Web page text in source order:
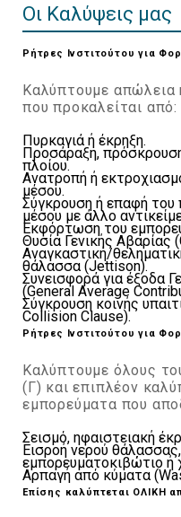
Οι Καλύψεις μας
Ρήτρες Ινστιτούτου για
Καλύπτουμε απώλεια
που προκαλείται από:
Πυρκαγιά ή έκρηξη.
Προσάραξη,
πλοίου.
Ανατροπή ή
μέσου.
Σύγκρουση ή επαφή του
μέσου με άλλο
Εκφόρτωση του
Θυσία Γενικής Αβαρίας
Αναγκαστική/
θάλασσα (Jettison).
Συνεισφορά για έξοδα
(General Average
Σύγκρουση κοινής
Collision Clause).
Ρήτρες Ινστιτούτου για
Kαλύπτουμε όλους
(Γ) και επιπλέον
εμπορεύματα που
Σεισμό, ηφαιστειακή
Εισροή νερού
εμπορευματοκιβώτιο
Αρπαγή από κύματα
Επίσης καλύπτεται ΟΛΙΚΗ